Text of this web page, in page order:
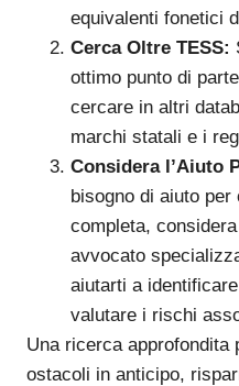
equivalenti fonetici
Cerca Oltre TESS:
ottimo punto di
cercare in altri
marchi statali e i
Considera l’Aiuto
bisogno di aiuto
completa,
avvocato
aiutarti a
valutare i rischi
Una ricerca approfondita
ostacoli in anticipo,